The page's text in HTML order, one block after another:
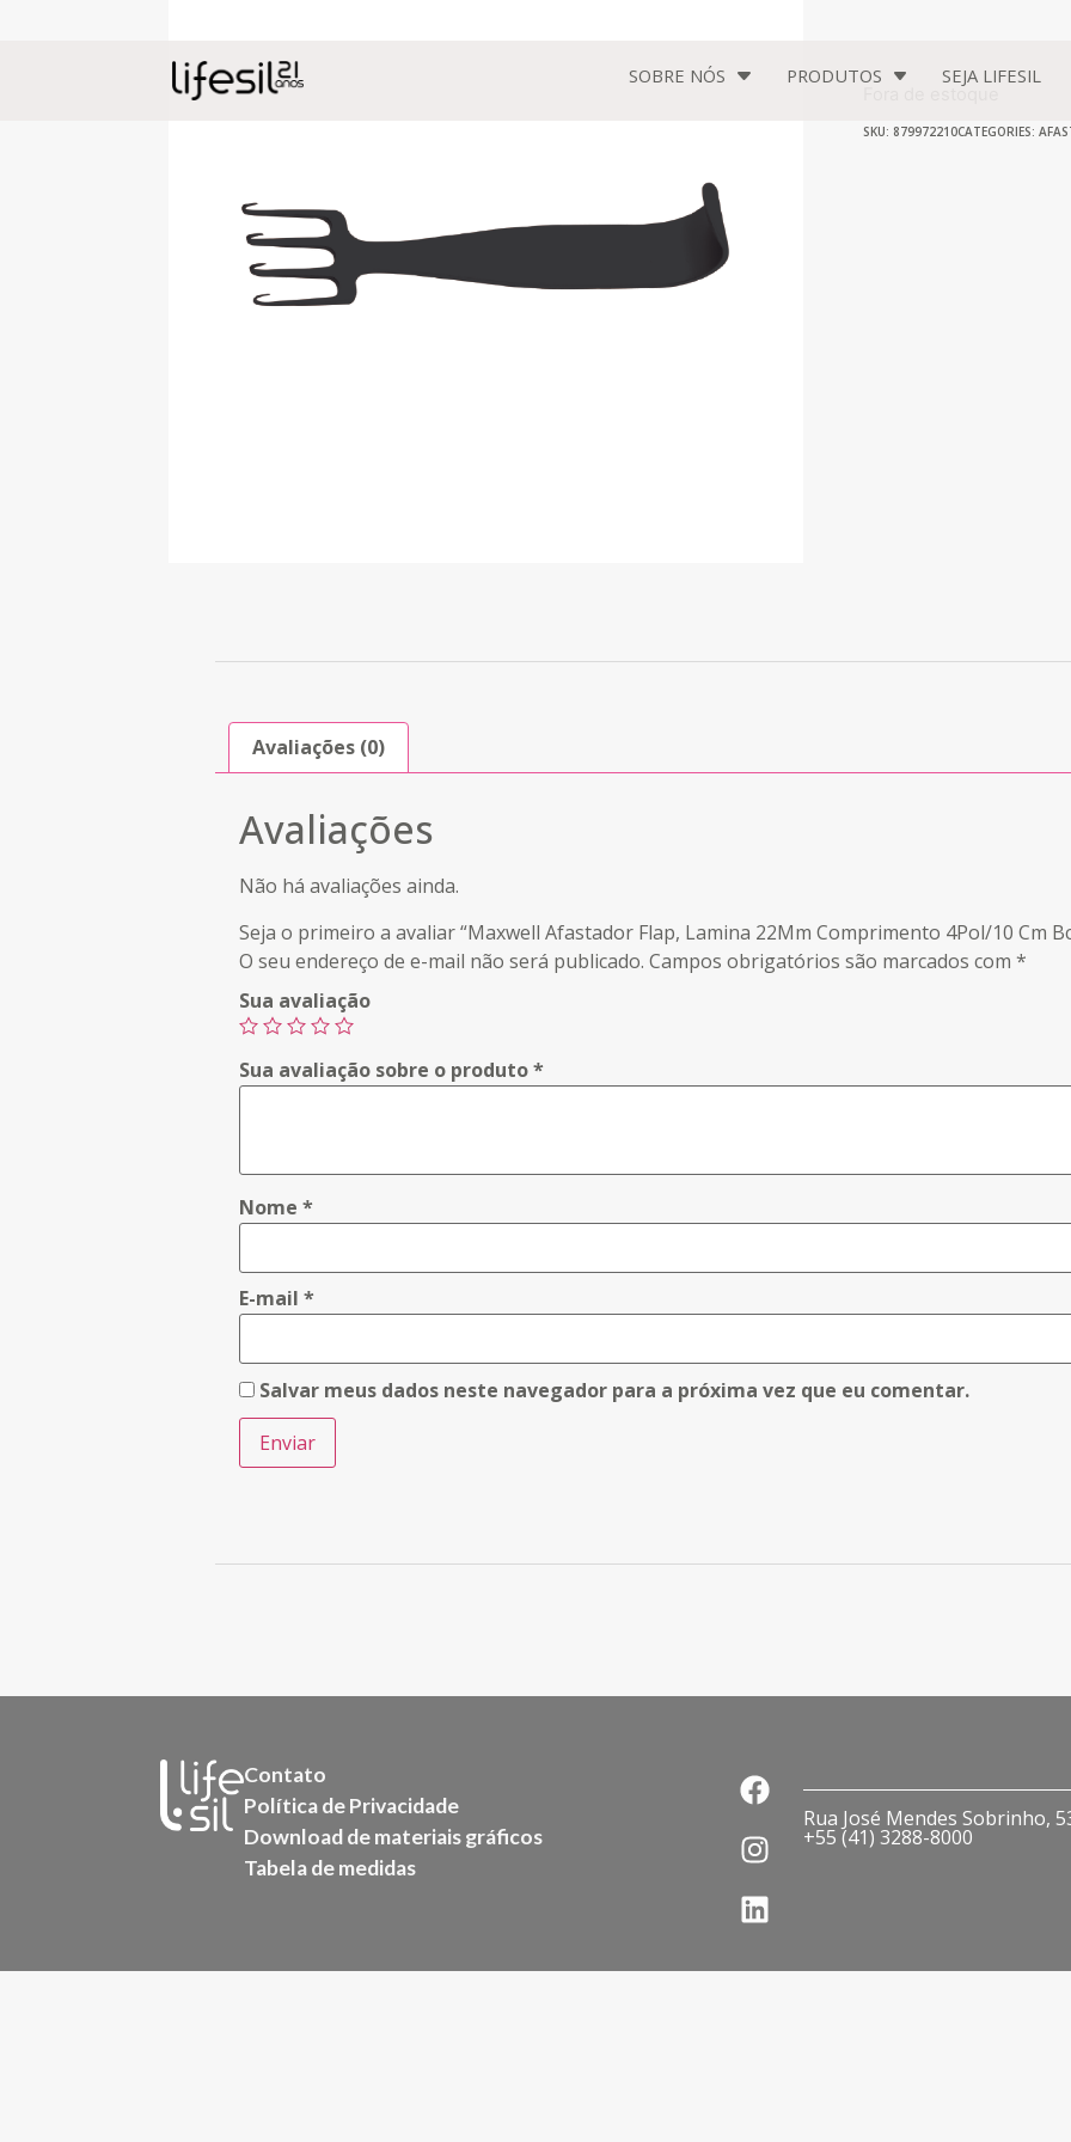
SOBRE NÓS PRODUTOS SEJA LIFESIL
SKU: 879972210CATEGORIES:
Avaliações (0)
Avaliações
Não há avaliações ainda.
Seja o primeiro a avaliar “Maxwell Afastador Flap, Lamina 22Mm Comprimento 4Pol/10 Cm
O seu endereço de e-mail não será publicado. Campos obrigatórios são marcados com *
Sua avaliação
Sua avaliação sobre o produto*
Nome *
E-mail *
Salvar meus dados neste navegador para a próxima vez que eu comentar.
Contato
Política de Privacidade
Download de materiais gráficos
Tabela de medidas
Rua José Mendes Sobrinho,
+55 (41) 3288-8000